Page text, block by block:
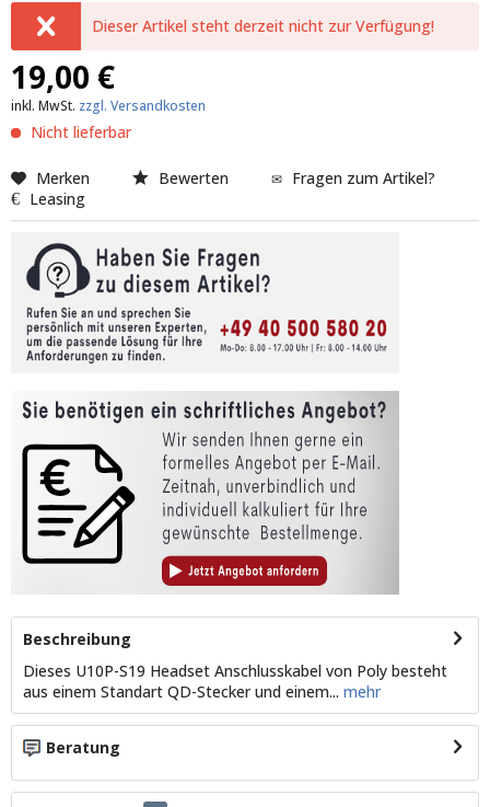
Dieser Artikel steht derzeit nicht zur Verfügung!
19,00 €
inkl. MwSt. zzgl. Versandkosten
Nicht lieferbar
Merken Bewerten
Fragen zum Artikel?
Leasing
Beschreibung
Dieses U10P-S19 Headset Anschlusskabel von Poly besteht
aus einem Standart QD-Stecker und einem... mehr
Beratung